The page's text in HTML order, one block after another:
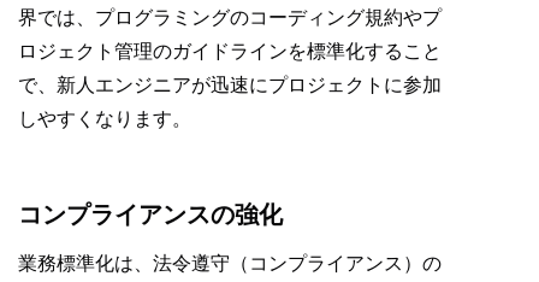
界では、プログラミングのコーディング規約やプ
ロジェクト管理のガイドラインを標準化すること
で、新人エンジニアが迅速にプロジェクトに参加
しやすくなります。
コンプライアンスの強化
業務標準化は、法令遵守（コンプライアンス）の